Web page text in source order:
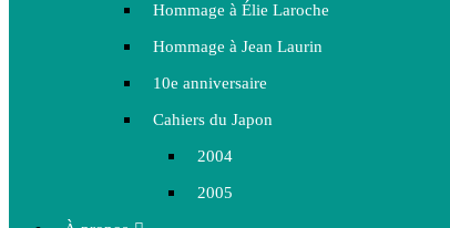
Hommage à Élie Laroche
Hommage à Jean Laurin
10e anniversaire
Cahiers du Japon
2004
2005